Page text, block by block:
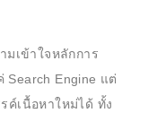
มเข้าใจหลักการ
Search Engine แต่
ค์เนื้อหาใหม่ได้ ทั้ง